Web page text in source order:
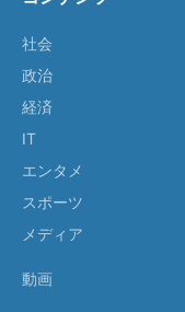
社会
政治
経済
IT
エンタメ
スポーツ
メディア
動画